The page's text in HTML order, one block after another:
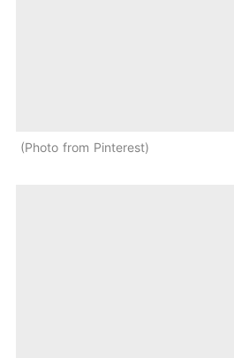
Photo from Pinterest